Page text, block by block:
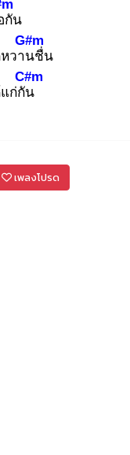
กัน
หวาน
G#m
ชื่น
ก่กัน
C#m
เพลงโปรด